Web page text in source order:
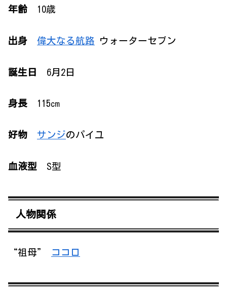
年齢 10歳
出身 偉大なる航路 ウォーターセブン
誕生日 6月2日
身長 115㎝
好物 サンジのパイユ
血液型 S型
人物関係
“祖母” ココロ